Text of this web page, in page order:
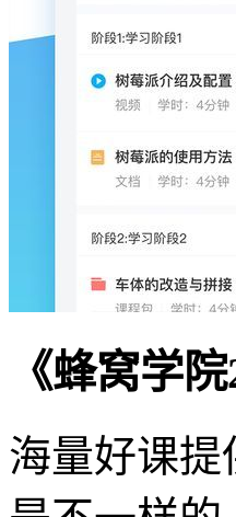
《蜂窝学
海量好课